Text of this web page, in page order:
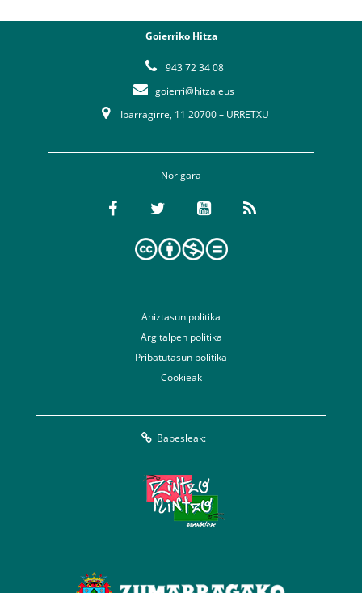
Goierriko Hitza
943 72 34 08
goierri@hitza.eus
Iparragirre, 11 20700 – URRETXU
Nor gara
Aniztasun politika
Argitalpen politika
Pribatutasun politika
Cookieak
Babesleak: